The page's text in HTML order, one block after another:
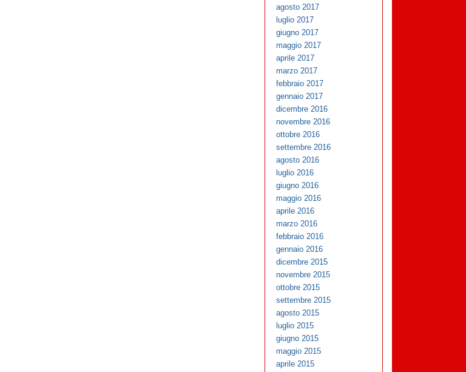
agosto 2017
luglio 2017
giugno 2017
maggio 2017
aprile 2017
marzo 2017
febbraio 2017
gennaio 2017
dicembre 2016
novembre 2016
ottobre 2016
settembre 2016
agosto 2016
luglio 2016
giugno 2016
maggio 2016
aprile 2016
marzo 2016
febbraio 2016
gennaio 2016
dicembre 2015
novembre 2015
ottobre 2015
settembre 2015
agosto 2015
luglio 2015
giugno 2015
maggio 2015
aprile 2015